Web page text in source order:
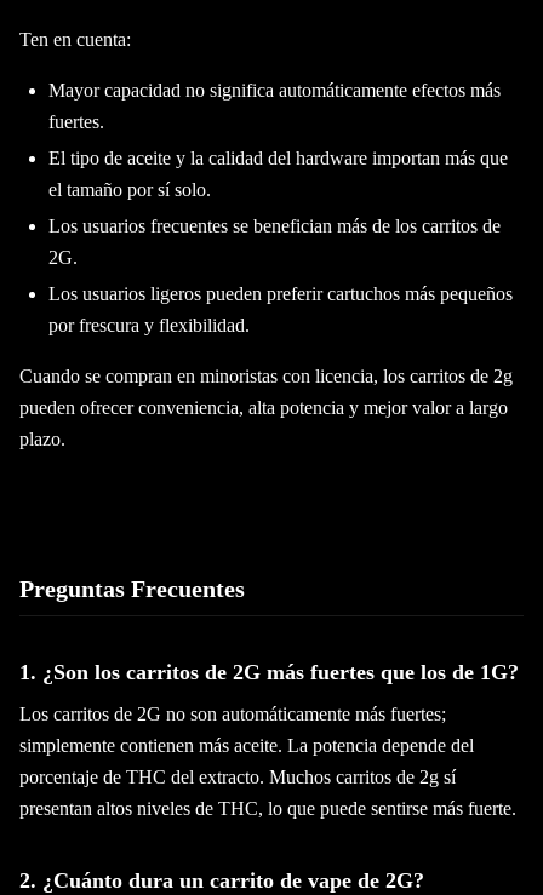
Ten en cuenta:
Mayor capacidad no significa automáticamente efectos más
fuertes.
El tipo de aceite y la calidad del hardware importan más que
el tamaño por sí solo.
Los usuarios frecuentes se benefician más de los carritos de
2G.
Los usuarios ligeros pueden preferir cartuchos más pequeños
por frescura y flexibilidad.
Cuando se compran en minoristas con licencia, los carritos de 2g
pueden ofrecer conveniencia, alta potencia y mejor valor a largo
plazo.
Preguntas Frecuentes
1. ¿Son los carritos de 2G más fuertes que los de 1G?
Los carritos de 2G no son automáticamente más fuertes;
simplemente contienen más aceite. La potencia depende del
porcentaje de THC del extracto. Muchos carritos de 2g sí
presentan altos niveles de THC, lo que puede sentirse más fuerte.
2. ¿Cuánto dura un carrito de vape de 2G?